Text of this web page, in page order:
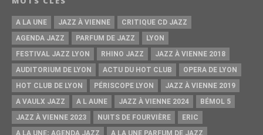
A LA UNE JAZZ À VIENNE
CRITIQUE CD JAZZ
AGENDA JAZZ
PARFUM DE JAZZ
LYON
FESTIVAL JAZZ LYON
RHINO JAZZ
JAZZ À VIENNE 2018
AUDITORIUM DE LYON
ACTU DU HOT CLUB
OPERA DE LYON
HOT CLUB DE LYON
PÉRISCOPE LYON
JAZZ À VIENNE 2019
A VAULX JAZZ
A L AUNE JAZZ À VIENNE 2024
BÉMOL 5
JAZZ À VIENNE 2023
NUITS DE FOURVIÈRE
ERIC